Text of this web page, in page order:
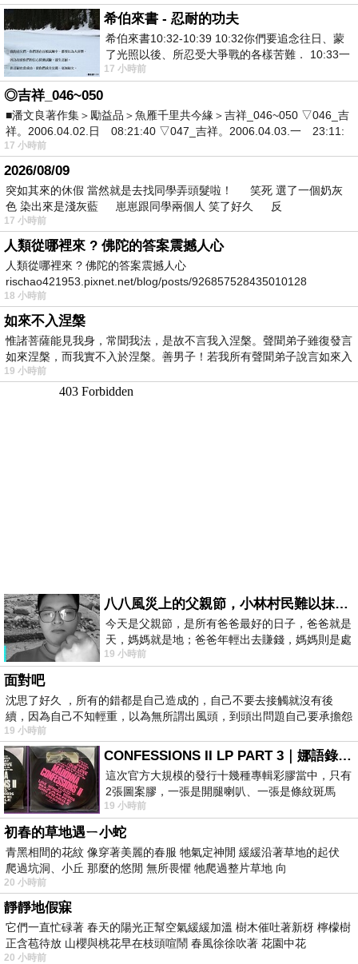
希伯來書 - 忍耐的功夫
希伯來書10:32-10:39 10:32你們要追念往日、蒙
了光照以後、所忍受大爭戰的各樣苦難． 10:33一
面被毀謗、遭患難、成了戲景、叫眾人
17 小時前
◎吉祥_046~050
■潘文良著作集＞勵益品＞魚雁千里共今緣＞吉祥_046~050 ▽046_吉
祥。2006.04.02.日 08:21:40 ▽047_吉祥。2006.04.03.一 23:11:
17 小時前
2026/08/09
突如其來的休假 當然就是去找同學弄頭髮啦！ 笑死 選了一個奶灰
色 染出來是淺灰藍 崽崽跟同學兩個人 笑了好久 反
17 小時前
人類從哪裡來 ? 佛陀的答案震撼人心
人類從哪裡來 ? 佛陀的答案震撼人心
rischao421953.pixnet.net/blog/posts/926857528435010128
18 小時前
如來不入涅槃
惟諸菩薩能見我身，常聞我法，是故不言我入涅槃。聲聞弟子雖復發言
如來涅槃，而我實不入於涅槃。善男子！若我所有聲聞弟子說言如來入
19 小時前
八八風災上的父親節，小林村民難以抹滅的痛
今天是父親節，是所有爸爸最好的日子，爸爸就是
天，媽媽就是地；爸爸年輕出去賺錢，媽媽則是處
理家務，職業不分高低貴賤，只有人品才
19 小時前
面對吧
沈思了好久 ，所有的錯都是自己造成的，自己不要去接觸就沒有後
續，因為自己不知輕重，以為無所謂出風頭，到頭出問題自己要承擔怨
不
19 小時前
CONFESSIONS II LP PART 3｜娜語錄II LP PART 3
這次官方大規模的發行十幾種專輯彩膠當中，只有
2張圖案膠，一張是開腿喇叭、一張是條紋斑馬
版；目前官網上只剩澳洲商店AU STORE
19 小時前
初春的草地遇ㄧ小蛇
青黑相間的花紋 像穿著美麗的春服 牠氣定神閒 緩緩沿著草地的起伏
爬過坑洞、小丘 那麼的悠閒 無所畏懼 牠爬過整片草地 向
20 小時前
靜靜地假寐
它們一直忙碌著 春天的陽光正幫空氣緩緩加溫 樹木催吐著新枒 檸檬樹
正含苞待放 山櫻與桃花早在枝頭喧鬧 春風徐徐吹著 花園中花
20 小時前